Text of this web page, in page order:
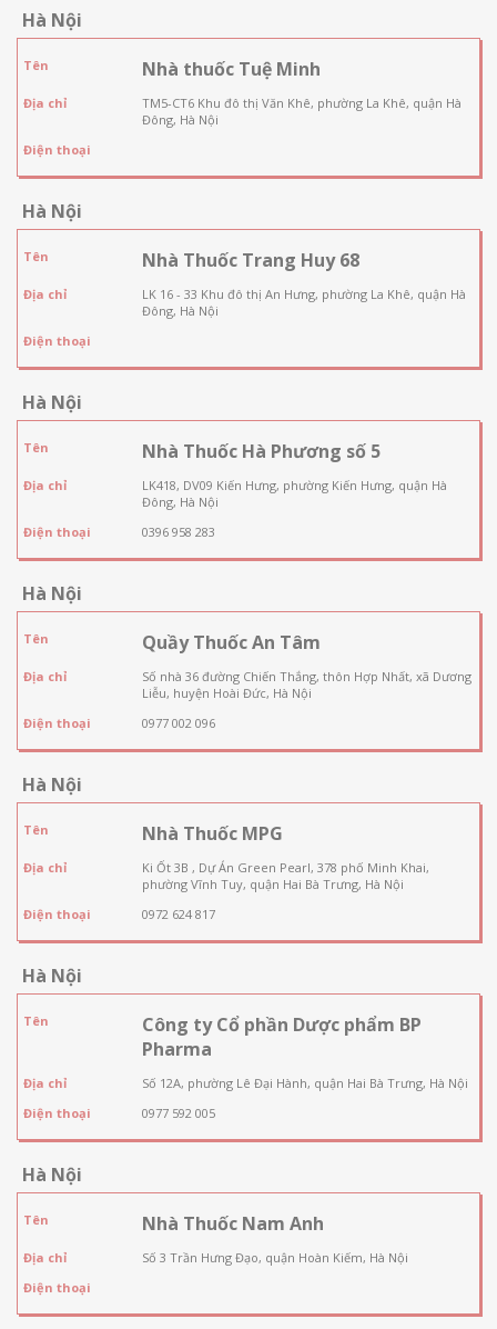
Hà Nội
Tên Nhà thuốc Tuệ Minh
Địa chỉ
TM5-CT6 Khu đô thị Văn Khê, phường La Khê, quận Hà
Đông, Hà Nội
Điện thoại
Hà Nội
Tên Nhà Thuốc Trang Huy 68
Địa chỉ
LK 16 - 33 Khu đô thị An Hưng, phường La Khê, quận Hà
Đông, Hà Nội
Điện thoại
Hà Nội
Tên Nhà Thuốc Hà Phương số 5
Địa chỉ
LK418, DV09 Kiến Hưng, phường Kiến Hưng, quận Hà
Đông, Hà Nội
Điện thoại
0396 958 283
Hà Nội
Tên Quầy Thuốc An Tâm
Địa chỉ
Số nhà 36 đường Chiến Thắng, thôn Hợp Nhất, xã Dương
Liễu, huyện Hoài Đức, Hà Nội
Điện thoại
0977 002 096
Hà Nội
Tên Nhà Thuốc MPG
Địa chỉ
Ki Ốt 3B , Dự Án Green Pearl, 378 phố Minh Khai,
phường Vĩnh Tuy, quận Hai Bà Trưng, Hà Nội
Điện thoại
0972 624 817
Hà Nội
Tên
Công ty Cổ phần Dược phẩm BP
Pharma
Địa chỉ
Số 12A, phường Lê Đại Hành, quận Hai Bà Trưng, Hà Nội
Điện thoại
0977 592 005
Hà Nội
Tên Nhà Thuốc Nam Anh
Địa chỉ
Số 3 Trần Hưng Đạo, quận Hoàn Kiếm, Hà Nội
Điện thoại